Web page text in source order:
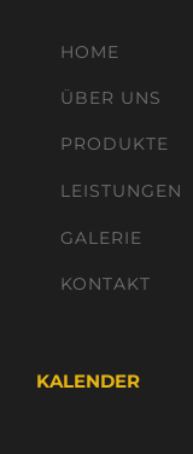
HOME
ÜBER UNS
PRODUKTE
LEISTUNGEN
GALERIE
KONTAKT
KALENDER